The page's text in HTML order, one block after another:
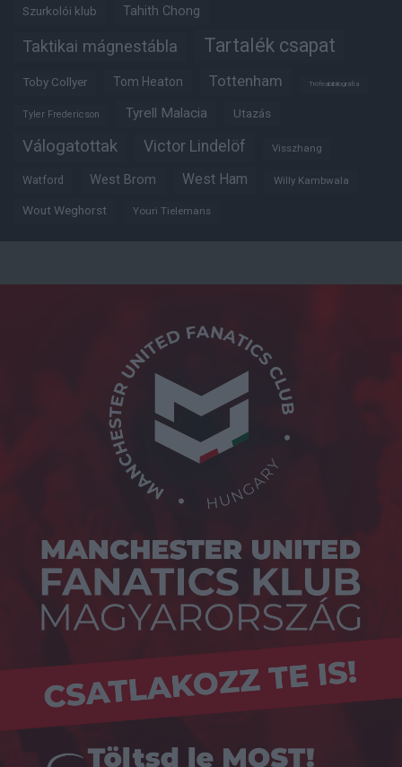
Szurkolói klub Tahith Chong
Taktikai mágnestábla Tartalék csapat
Toby Collyer Tom Heaton Tottenham Trófeabibliográfia
Tyler Fredericson Tyrell Malacia Utazás
Válogatottak Victor Lindelöf Visszhang
Watford West Brom West Ham Willy Kambwala
Wout Weghorst Youri Tielemans